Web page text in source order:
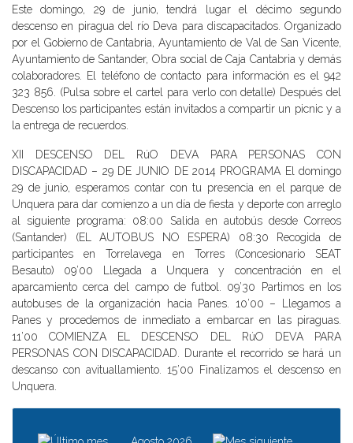
Este domingo, 29 de junio, tendrá lugar el décimo segundo
descenso en piragua del río Deva para discapacitados. Organizado
por el Gobierno de Cantabria, Ayuntamiento de Val de San Vicente,
Ayuntamiento de Santander, Obra social de Caja Cantabria y demás
colaboradores. El teléfono de contacto para información es el 942
323 856. (Pulsa sobre el cartel para verlo con detalle) Después del
Descenso los participantes están invitados a compartir un picnic y a
la entrega de recuerdos.
XII DESCENSO DEL RúO DEVA PARA PERSONAS CON
DISCAPACIDAD – 29 DE JUNIO DE 2014 PROGRAMA El domingo
29 de junio, esperamos contar con tu presencia en el parque de
Unquera para dar comienzo a un día de fiesta y deporte con arreglo
al siguiente programa: 08:00 Salida en autobús desde Correos
(Santander) (EL AUTOBUS NO ESPERA) 08:30 Recogida de
participantes en Torrelavega en Torres (Concesionario SEAT
Besauto) 09’00 Llegada a Unquera y concentración en el
aparcamiento cerca del campo de futbol. 09’30 Partimos en los
autobuses de la organización hacia Panes. 10’00 – Llegamos a
Panes y procedemos de inmediato a embarcar en las piraguas.
11’00 COMIENZA EL DESCENSO DEL RúO DEVA PARA
PERSONAS CON DISCAPACIDAD. Durante el recorrido se hará un
descanso con avituallamiento. 15’00 Finalizamos el descenso en
Unquera.